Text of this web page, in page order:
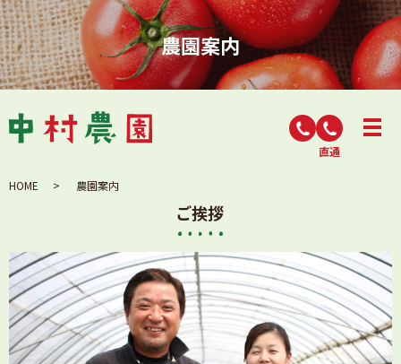
農園案内
直通
HOME 農園案内
ご挨拶